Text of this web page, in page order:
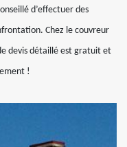
d’effectuer des
Chez le couvreur
devis détaillé est gratuit et
!